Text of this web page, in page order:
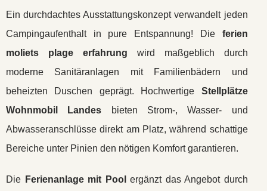
Ein durchdachtes Ausstattungskonzept verwandelt jeden
Campingaufenthalt in pure Entspannung! Die ferien
moliets plage erfahrung wird maßgeblich durch
moderne Sanitäranlagen mit Familienbädern und
beheizten Duschen geprägt. Hochwertige Stellplätze
Wohnmobil Landes bieten Strom-, Wasser- und
Abwasseranschlüsse direkt am Platz, während schattige
Bereiche unter Pinien den nötigen Komfort garantieren.
Die Ferienanlage mit Pool ergänzt das Angebot durch